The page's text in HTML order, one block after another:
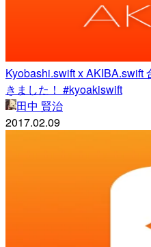
Kyobashi.swift x AKIBA.swift
きました！ #kyoakiswift
田中 賢治
2017.02.09